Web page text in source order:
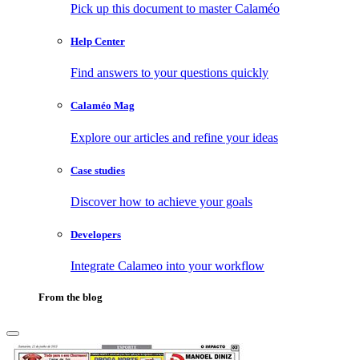
Pick up this document to master Calaméo
Help Center
Find answers to your questions quickly
Calaméo Mag
Explore our articles and refine your ideas
Case studies
Discover how to achieve your goals
Developers
Integrate Calameo into your workflow
From the blog